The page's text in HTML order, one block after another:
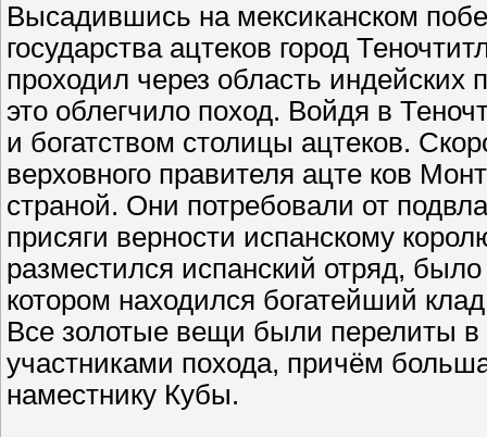
Высадившись на мексиканском
государства ацтеков город
проходил через область
это облегчило поход. Войдя в
и богатством столицы ацтеков.
верховного правителя ацте ков
страной. Они потребовали от
присяги верности испанскому
разместился испанский отряд,
котором находился богатейший
Все золотые вещи были перелиты
участниками похода, причём
наместнику Кубы.